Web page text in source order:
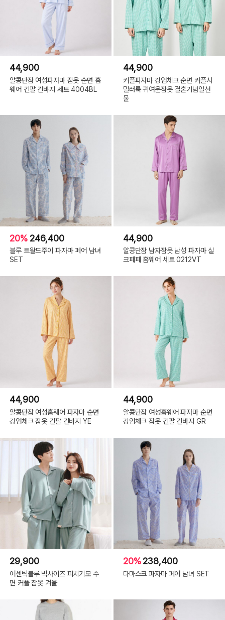
44,900
알콩단잠 여성파자마 잠옷 순면 홈
웨어 긴팔 긴바지 세트 4004BL
44,900
커플파자마 깅엄체크 순면 커플시
밀러룩 귀여운잠옷 결혼기념일선
물
20% 246,400
블루 트왈드주이 파자마 페어 남녀
SET
44,900
알콩단잠 남자잠옷 남성 파자마 실
크페페 홈웨어 세트 0212VT
44,900
알콩단잠 여성홈웨어 파자마 순면
깅엄체크 잠옷 긴팔 긴바지 YE
44,900
알콩단잠 여성홈웨어 파자마 순면
깅엄체크 잠옷 긴팔 긴바지 GR
29,900
어센틱블루 빅사이즈 피치기모 수
면 커플 잠옷 겨울
20%238,400
다마스크 파자마 페어 남녀 SET